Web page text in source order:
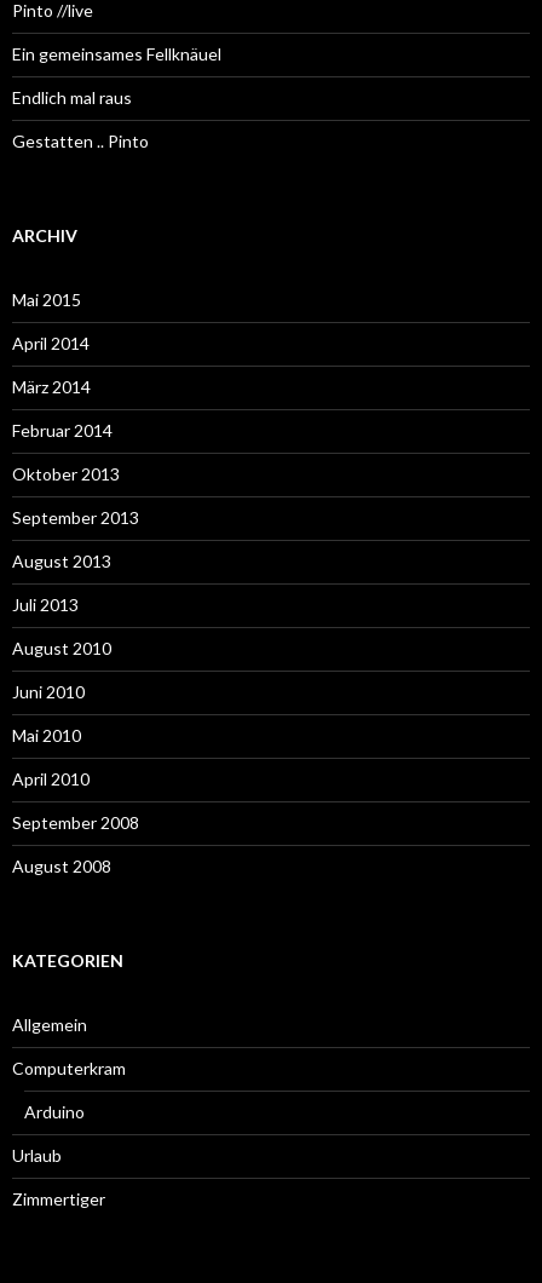
Pinto //live
Ein gemeinsames Fellknäuel
Endlich mal raus
Gestatten .. Pinto
ARCHIV
Mai 2015
April 2014
März 2014
Februar 2014
Oktober 2013
September 2013
August 2013
Juli 2013
August 2010
Juni 2010
Mai 2010
April 2010
September 2008
August 2008
KATEGORIEN
Allgemein
Computerkram
Arduino
Urlaub
Zimmertiger